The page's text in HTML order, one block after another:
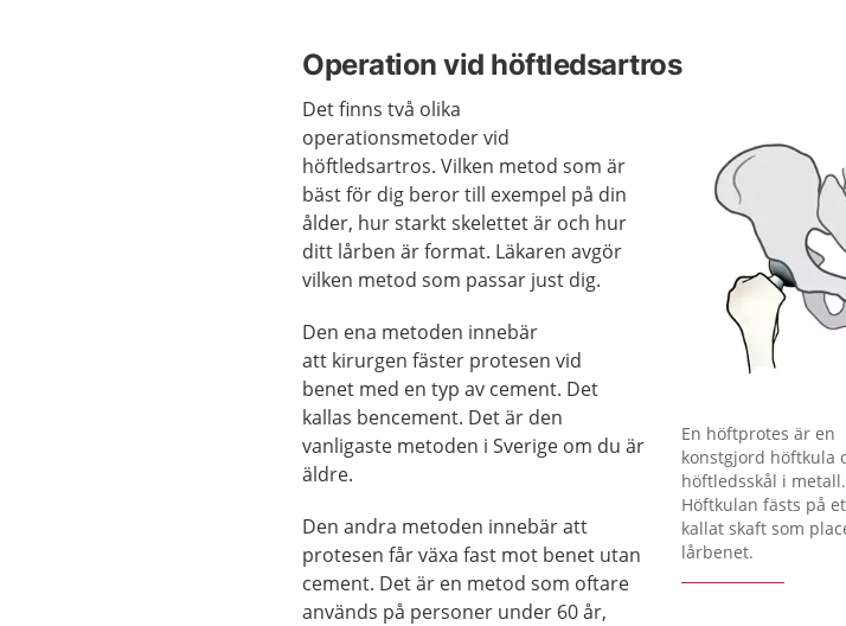
Operation vid höftledsartros
Förstora bilden
En höftprotes är en
konstgjord höftkula
höftledsskål i metall.
Höftkulan fästs på
kallat skaft som
lårbenet.
Det finns två olika
operationsmetoder vid
höftledsartros. Vilken metod som är
bäst för dig beror till exempel på din
ålder, hur starkt skelettet är och hur
ditt lårben är format. Läkaren avgör
vilken metod som passar just dig.
Den ena metoden innebär
att kirurgen fäster protesen vid
benet med en typ av cement. Det
kallas bencement. Det är den
vanligaste metoden i Sverige om du är
äldre.
Den andra metoden innebär att
protesen får växa fast mot benet utan
cement. Det är en metod som oftare
används på personer under 60 år,